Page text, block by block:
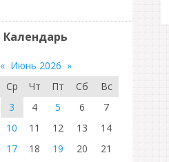
Календарь
« Июнь 2026 »
Ср Чт Пт Сб
Вс
3 4 5 6
7
10 11 12 13
14
17 18 19 20
21